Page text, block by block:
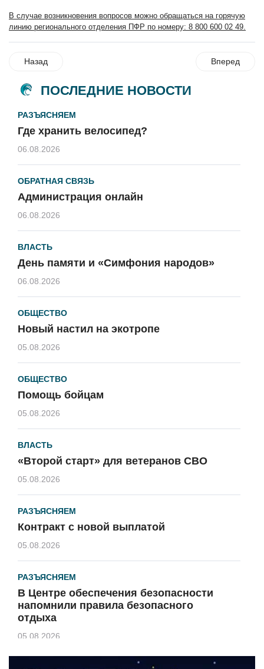
В случае возникновения вопросов можно обращаться на горячую
линию регионального отделения ПФР по номеру: 8 800 600 02 49.
Назад Вперед
ПОСЛЕДНИЕ НОВОСТИ
РАЗЪЯСНЯЕМ
Где хранить велосипед?
06.08.2026
ОБРАТНАЯ СВЯЗЬ
Администрация онлайн
06.08.2026
ВЛАСТЬ
День памяти и «Симфония народов»
06.08.2026
ОБЩЕСТВО
Новый настил на экотропе
05.08.2026
ОБЩЕСТВО
Помощь бойцам
05.08.2026
ВЛАСТЬ
«Второй старт» для ветеранов СВО
05.08.2026
РАЗЪЯСНЯЕМ
Контракт с новой выплатой
05.08.2026
РАЗЪЯСНЯЕМ
В Центре обеспечения безопасности
напомнили правила безопасного
отдыха
05.08.2026